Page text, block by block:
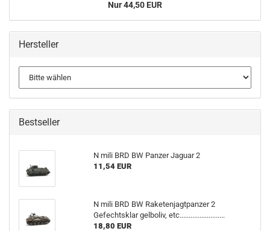
Nur 44,50 EUR
Hersteller
Bestseller
N mili BRD BW Panzer Jaguar 2
11,54 EUR
N mili BRD BW Raketenjagtpanzer 2
Gefechtsklar gelboliv, etc.........................
18,80 EUR